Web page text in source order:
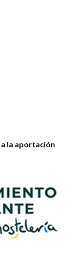
la aportación